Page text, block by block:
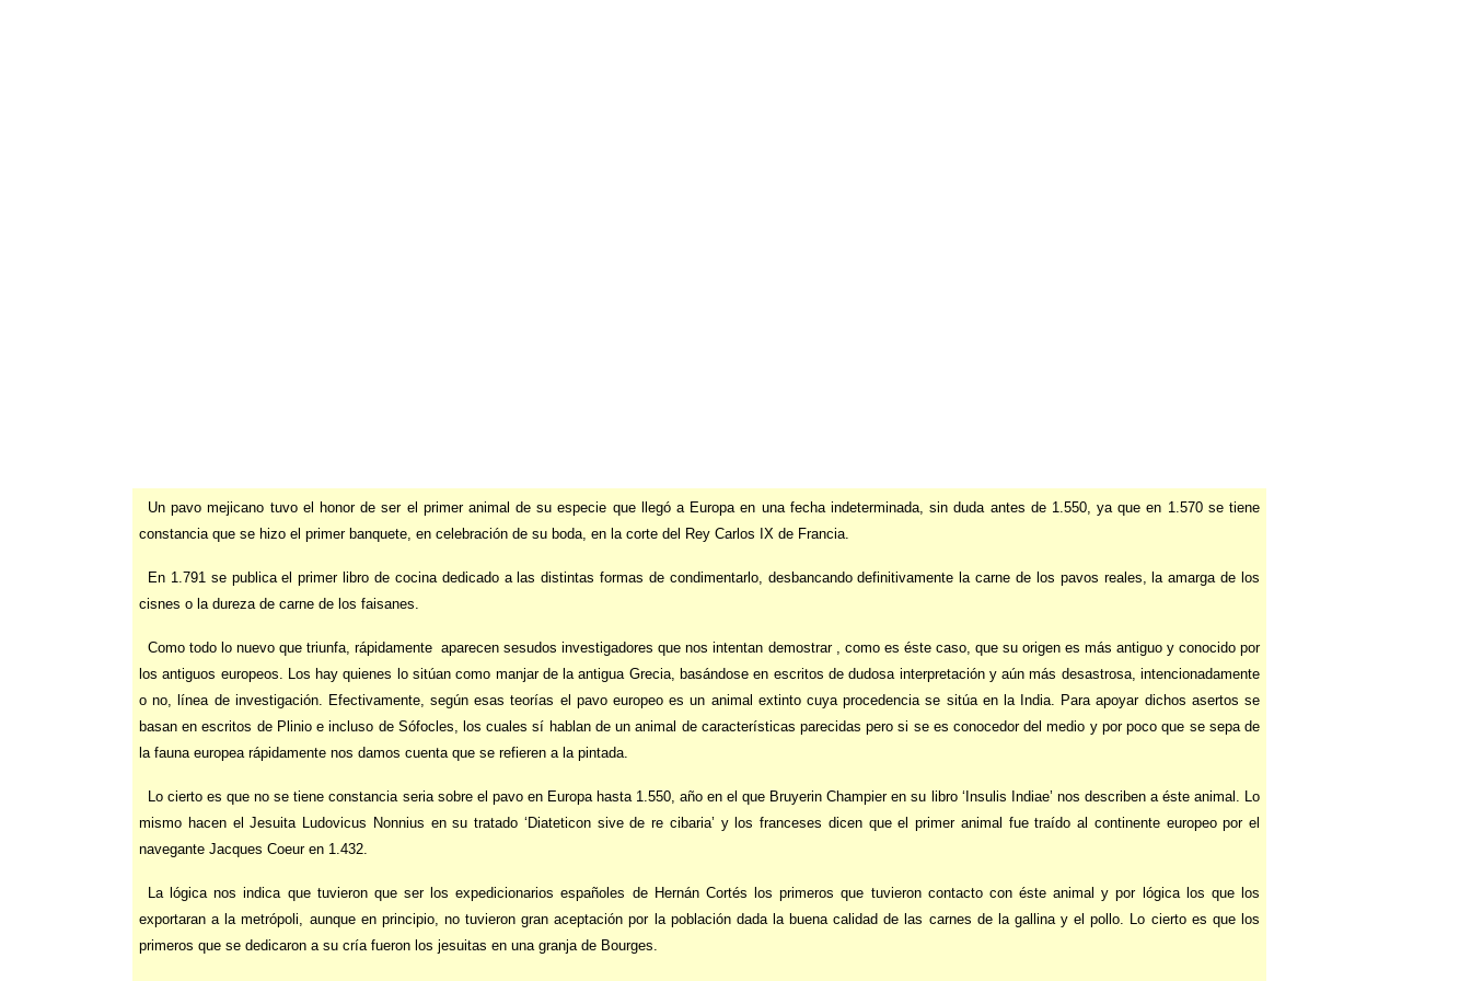
Un pavo mejicano tuvo el honor de ser el primer animal de su especie que llegó a Europa en una fecha indeterminada, sin duda antes de 1.550, ya que en 1.570 se tiene
constancia que se hizo el primer banquete, en celebración de su boda, en la corte del Rey Carlos IX de Francia.
En 1.791 se publica el primer libro de cocina dedicado a las distintas formas de condimentarlo, desbancando definitivamente la carne de los pavos reales, la amarga de los
cisnes o la dureza de carne de los faisanes.
Como todo lo nuevo que triunfa, rápidamente aparecen sesudos investigadores que nos intentan demostrar , como es éste caso, que su origen es más antiguo y conocido por
los antiguos europeos. Los hay quienes lo sitúan como manjar de la antigua Grecia, basándose en escritos de dudosa interpretación y aún más desastrosa, intencionadamente
o no, línea de investigación. Efectivamente, según esas teorías el pavo europeo es un animal extinto cuya procedencia se sitúa en la India. Para apoyar dichos asertos se
basan en escritos de Plinio e incluso de Sófocles, los cuales sí hablan de un animal de características parecidas pero si se es conocedor del medio y por poco que se sepa de
la fauna europea rápidamente nos damos cuenta que se refieren a la pintada.
Lo cierto es que no se tiene constancia seria sobre el pavo en Europa hasta 1.550, año en el que Bruyerin Champier en su libro ‘Insulis Indiae’ nos describen a éste animal. Lo
mismo hacen el Jesuita Ludovicus Nonnius en su tratado ‘Diateticon sive de re cibaria’ y los franceses dicen que el primer animal fue traído al continente europeo por el
navegante Jacques Coeur en 1.432.
La lógica nos indica que tuvieron que ser los expedicionarios españoles de Hernán Cortés los primeros que tuvieron contacto con éste animal y por lógica los que los
exportaran a la metrópoli, aunque en principio, no tuvieron gran aceptación por la población dada la buena calidad de las carnes de la gallina y el pollo. Lo cierto es que los
primeros que se dedicaron a su cría fueron los jesuitas en una granja de Bourges.